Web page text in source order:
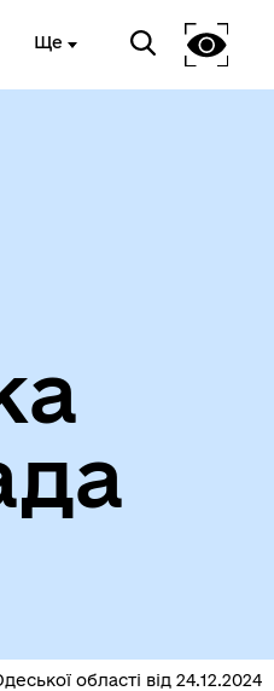
Ще
області від 24.12.2024